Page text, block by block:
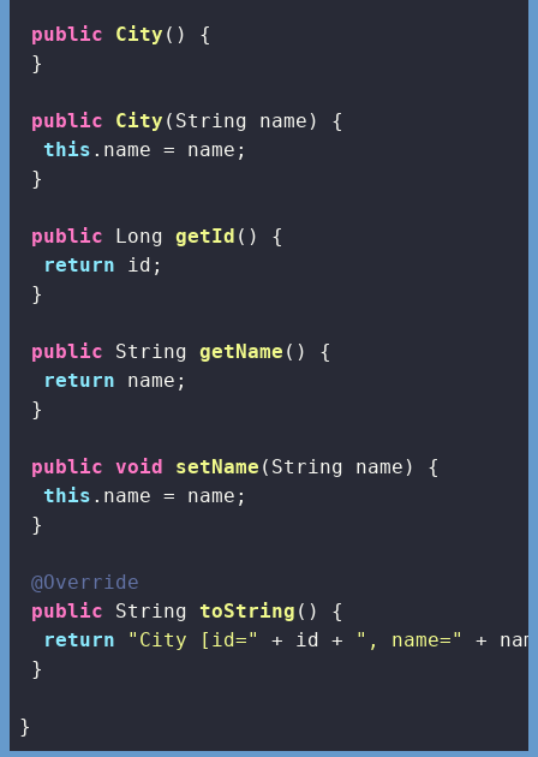
public City ()
{
}
public City (String name)
{
this .name = name;
}
public Long getId ()
{
return id;
}
public String getName ()
{
return name;
}
public void setName (String name)
{
this .name = name;
}
@Override
public String toString ()
{
return
"City [id=" + id + ", name="
+
}
}